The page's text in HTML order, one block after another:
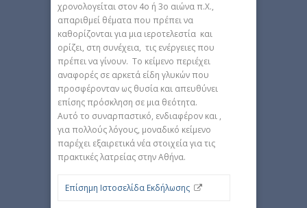
χρονολογείται στον 4ο ή 3ο αιώνα π.Χ.,
απαριθμεί θέματα που πρέπει να
καθορίζονται για μια ιεροτελεστία και
ορίζει, στη συνέχεια, τις ενέργειες που
πρέπει να γίνουν. Το κείμενο περιέχει
αναφορές σε αρκετά είδη γλυκών που
προσφέρονταν ως θυσία και απευθύνει
επίσης πρόσκληση σε μια θεότητα.
Αυτό το συναρπαστικό, ενδιαφέρον και ,
για πολλούς λόγους, μοναδικό κείμενο
παρέχει εξαιρετικά νέα στοιχεία για τις
πρακτικές λατρείας στην Αθήνα.
Επίσημη Ιστοσελίδα Εκδήλωσης